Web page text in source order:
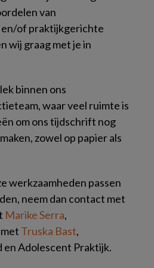
van
of praktijkgerichte
wij graag met je in
binnen ons
waar veel ruimte is
om ons tijdschrift nog
zowel op papier als
werkzaamheden passen
neem dan contact met
Marike Serra,
Truska Bast,
Adolescent Praktijk.